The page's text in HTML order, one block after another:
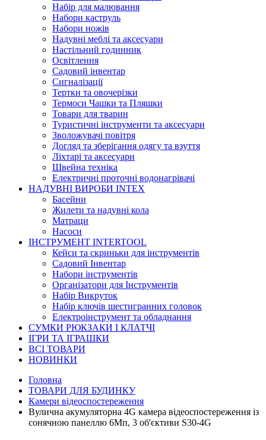
Набір для малювання
Набори каструль
Набори ножів
Надувні меблі та аксесуари
Настільний годинник
Освітлення
Садовий інвентар
Сигналізації
Тертки та овочерізки
Термоси Чашки та Пляшки
Товари для тварин
Туристичні інструменти та аксесуари
Зволожувачі повітря
Догляд та зберігання одягу та взуття
Ліхтарі та аксесуари
Швейна техніка
Електричні проточні водонагрівачі
НАДУВНІ ВИРОБИ INTEX
Басейни
Жилети та надувні кола
Матраци
Насоси
ІНСТРУМЕНТ INTERTOOL
Кейси та скриньки для інструментів
Садовий Інвентар
Набори інструментів
Організатори для Інструментів
Набір Викруток
Набір ключів шестигранних головок
Електроінструмент та обладнання
СУМКИ РЮКЗАКИ І КЛАТЧІ
ІГРИ ТА ІГРАШКИ
ВСІ ТОВАРИ
НОВИНКИ
Головна
ТОВАРИ ДЛЯ БУДИНКУ
Камери відеоспостереження
Вулична акумуляторна 4G камера відеоспостереження із
сонячною панеллю 6Мп, 3 об'єктиви S30-4G